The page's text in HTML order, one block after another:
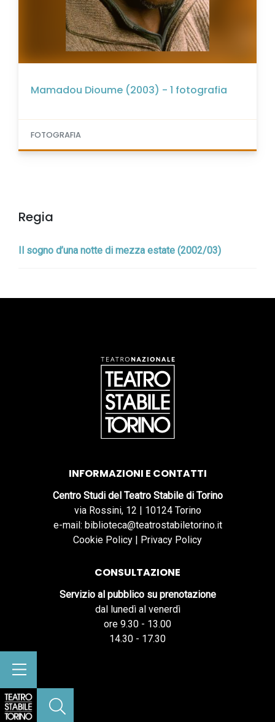
Mamadou Dioume (2003) - 1 fotografia
FOTOGRAFIA
Regia
Il sogno d’una notte di mezza estate (2002/03)
INFORMAZIONI E CONTATTI
Centro Studi del Teatro Stabile di Torino
via Rossini, 12 | 10124 Torino
e-mail: biblioteca@teatrostabiletorino.it
Cookie Policy | Privacy Policy
CONSULTAZIONE
Servizio al pubblico su prenotazione
dal lunedì al venerdì
ore 9.30 - 13.00
14.30 - 17.30